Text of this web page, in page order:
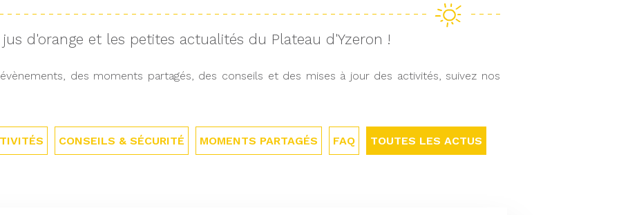
d'orange et les petites actualités du Plateau d'Yzeron !
des moments partagés, des conseils et des mises à jour des activités, suivez nos
CONSEILS & SÉCURITÉ MOMENTS PARTAGÉS FAQ TOUTES LES ACTUS